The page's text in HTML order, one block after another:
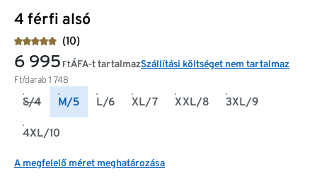
4 férfi alsó
(10)
6 995 Ft
Ft/darab 1 748
ÁFA-t tartalmazSzállítási költséget nem tartalmaz
S/4 M/5 L/6 XL/7 XXL/8 3XL/9
4XL/10
A megfelelő méret meghatározása